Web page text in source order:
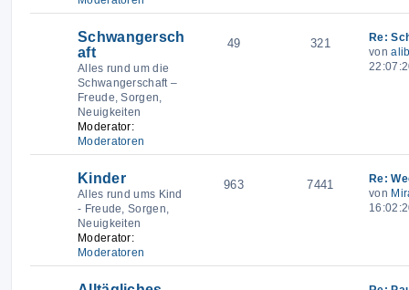
Schwangersch
aft
Alles rund um die
Schwangerschaft –
Freude, Sorgen,
Neuigkeiten
Moderator:
Moderatoren
49 321
Re:
von
Kinder
Alles rund ums Kind
- Freude, Sorgen,
Neuigkeiten
Moderator:
Moderatoren
963 7441
Re:
von